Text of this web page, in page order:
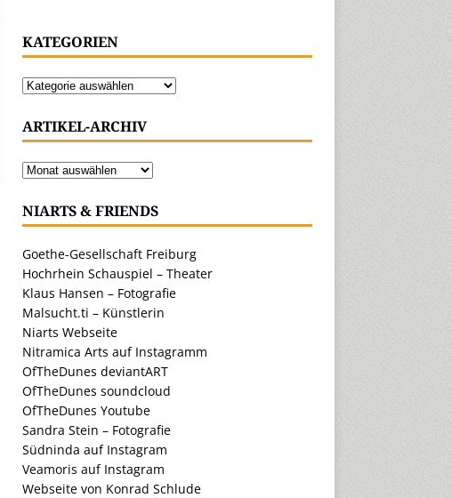
KATEGORIEN
ARTIKEL-ARCHIV
NIARTS & FRIENDS
Goethe-Gesellschaft Freiburg
Hochrhein Schauspiel – Theater
Klaus Hansen – Fotografie
Malsucht.ti – Künstlerin
Niarts Webseite
Nitramica Arts auf Instagramm
OfTheDunes deviantART
OfTheDunes soundcloud
OfTheDunes Youtube
Sandra Stein – Fotografie
Südninda auf Instagram
Veamoris auf Instagram
Webseite von Konrad Schlude